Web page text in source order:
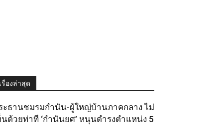
เรื่องล่าสุด
ะธานชมรมกำนัน-ผู้ใหญ่บ้านภาคกลาง ไม่
นด้วยท่าที ‘กำนันยศ’ หนุนดำรงตำแหน่ง 5